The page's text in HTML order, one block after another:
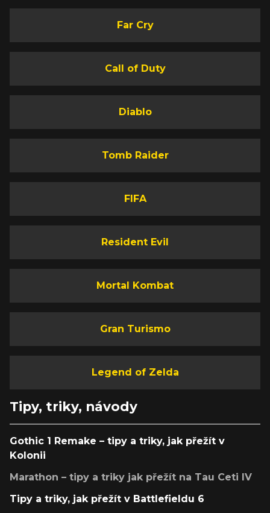
Far Cry
Call of Duty
Diablo
Tomb Raider
FIFA
Resident Evil
Mortal Kombat
Gran Turismo
Legend of Zelda
Tipy, triky, návody
Gothic 1 Remake – tipy a triky, jak přežít v
Kolonii
Marathon – tipy a triky jak přežít na Tau Ceti IV
Tipy a triky, jak přežít v Battlefieldu 6